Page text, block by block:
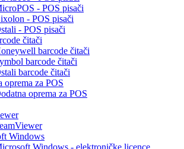
- POS pisači
- POS pisači
- POS pisači
čitači
barcode čitači
barcode čitači
barcode čitači
oprema za POS
oprema za POS
Windows
Windows - elektroničke licence